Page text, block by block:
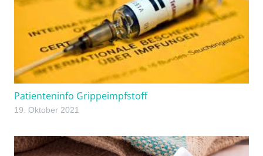
Patienteninfo Grippeimpfstoff
19. Oktober 2021